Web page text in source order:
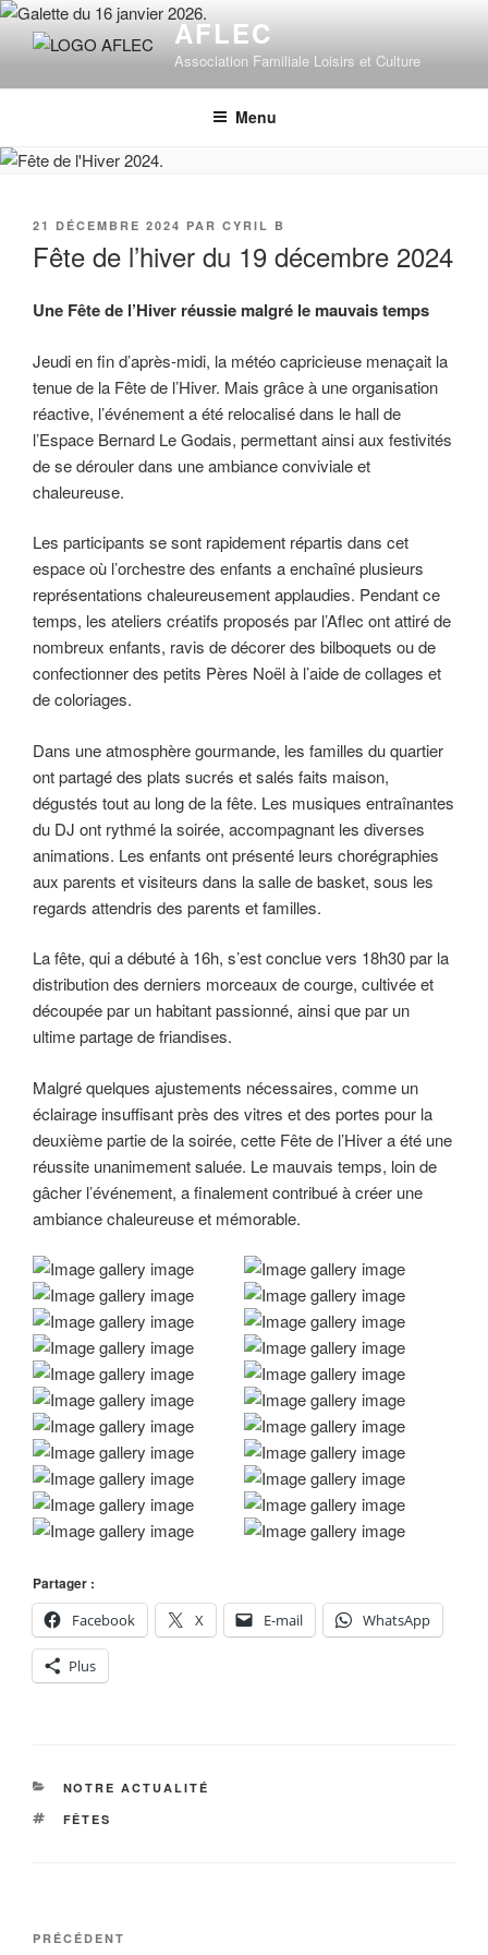
Aller
principal
AFLEC
Association Familiale Loisirs et Culture
Menu
PUBLIÉ
21 DÉCEMBRE 2024 PAR CYRIL B
Fête de l’hiver du 19 décembre 2024
Une Fête de l’Hiver réussie malgré le mauvais temps
Jeudi en fin d’après-midi, la météo capricieuse menaçait la
tenue de la Fête de l’Hiver. Mais grâce à une organisation
réactive, l’événement a été relocalisé dans le hall de
l’Espace Bernard Le Godais, permettant ainsi aux festivités
de se dérouler dans une ambiance conviviale et
chaleureuse.
Les participants se sont rapidement répartis dans cet
espace où l’orchestre des enfants a enchaîné plusieurs
représentations chaleureusement applaudies. Pendant ce
temps, les ateliers créatifs proposés par l’Aflec ont attiré de
nombreux enfants, ravis de décorer des bilboquets ou de
confectionner des petits Pères Noël à l’aide de collages et
de coloriages.
Dans une atmosphère gourmande, les familles du quartier
ont partagé des plats sucrés et salés faits maison,
dégustés tout au long de la fête. Les musiques entraînantes
du DJ ont rythmé la soirée, accompagnant les diverses
animations. Les enfants ont présenté leurs chorégraphies
aux parents et visiteurs dans la salle de basket, sous les
regards attendris des parents et familles.
La fête, qui a débuté à 16h, s’est conclue vers 18h30 par la
distribution des derniers morceaux de courge, cultivée et
découpée par un habitant passionné, ainsi que par un
ultime partage de friandises.
Malgré quelques ajustements nécessaires, comme un
éclairage insuffisant près des vitres et des portes pour la
deuxième partie de la soirée, cette Fête de l’Hiver a été une
réussite unanimement saluée. Le mauvais temps, loin de
gâcher l’événement, a finalement contribué à créer une
ambiance chaleureuse et mémorable.
Partager :
Facebook
X E-mail WhatsApp
Plus
CATÉGORIES
NOTRE ACTUALITÉ
ÉTIQUETTES
FÊTES
Navigation
Article
PRÉCÉDENT